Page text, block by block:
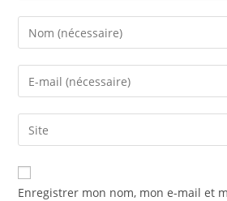
Enter
your
name
comment
Enter
your
email
address
comment
Saisir
l’URL
de
votre
Enregistrer mon nom, mon e-mail et